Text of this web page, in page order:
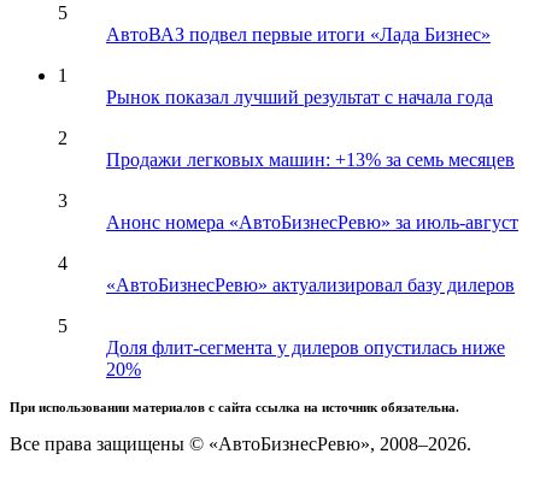
5
АвтоВАЗ подвел первые итоги «Лада Бизнес»
1
Рынок показал лучший результат с начала года
2
Продажи легковых машин: +13% за семь месяцев
3
Анонс номера «АвтоБизнесРевю» за июль-август
4
«АвтоБизнесРевю» актуализировал базу дилеров
5
Доля флит-сегмента у дилеров опустилась ниже
20%
При использовании материалов с сайта ссылка на источник обязательна.
Все права защищены © «АвтоБизнесРевю», 2008–2026.